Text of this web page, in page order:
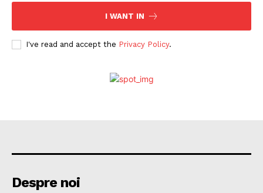
I WANT IN
I've read and accept the Privacy Policy.
Despre noi